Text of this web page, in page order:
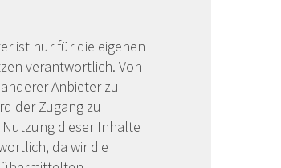
ist nur für die eigenen
verantwortlich. Von
Anbieter zu
der Zugang zu
dieser Inhalte
da wir die